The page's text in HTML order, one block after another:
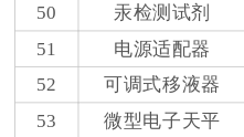
50 汞检测试剂
51 电源适配器
52 可调式移液器
53 微型电子天平